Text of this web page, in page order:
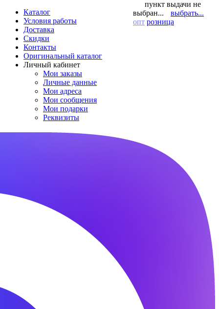
Каталог
Условия работы
Доставка
Скидки
Контакты
Оригинальный каталог
Личный кабинет
Мои заказы
Личные данные
Мои адреса
Мои сообщения
Мои подарки
Реквизиты
пункт выдачи не
выбран...
выбрать...
опт розница